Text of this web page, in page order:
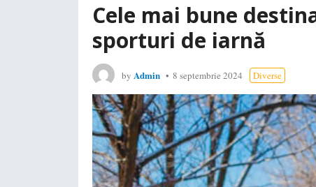
Cele mai bune
sporturi de iarnă
by Admin 8 septembrie 2024 Diverse